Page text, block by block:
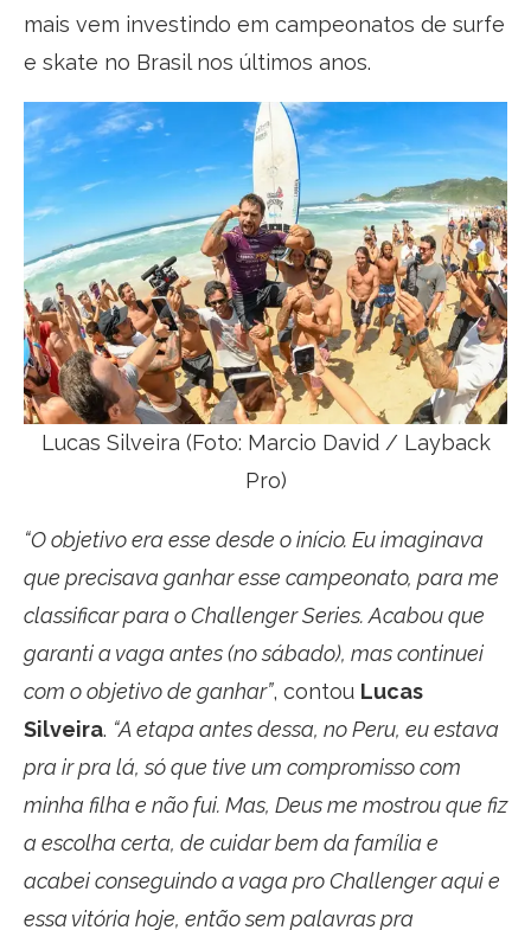
mais vem investindo em campeonatos de surfe
e skate no Brasil nos últimos anos.
Lucas Silveira (Foto: Marcio David / Layback
Pro)
“O objetivo era esse desde o início. Eu imaginava
que precisava ganhar esse campeonato, para me
classificar para o Challenger Series. Acabou que
garanti a vaga antes (no sábado), mas continuei
com o objetivo de ganhar”, contou Lucas
Silveira. “A etapa antes dessa, no Peru, eu estava
pra ir pra lá, só que tive um compromisso com
minha filha e não fui. Mas, Deus me mostrou que fiz
a escolha certa, de cuidar bem da família e
acabei conseguindo a vaga pro Challenger aqui e
essa vitória hoje, então sem palavras pra